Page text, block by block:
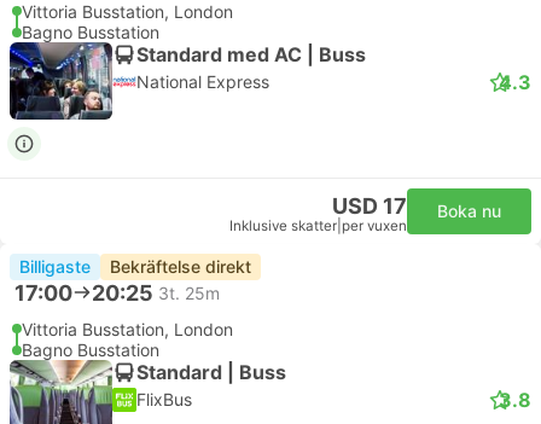
Vittoria Busstation, London
Bagno Busstation
Standard med AC | Buss
National Express 4.3
USD 17
Inklusive skatter per vuxen
Boka nu
Billigaste Bekräftelse direkt
17:00 20:25 3t. 25m
Vittoria Busstation, London
Bagno Busstation
Standard | Buss
FlixBus 3.8